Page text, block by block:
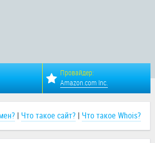
Провайдер:
Amazon.com Inc.
| Что такое сайт? | Что такое Whois?